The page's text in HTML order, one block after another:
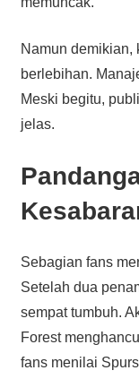
Namun demikian,
berlebihan.
Meski begitu,
jelas.
Sebagian fans
Setelah dua
sempat tumbuh.
Forest
fans menilai